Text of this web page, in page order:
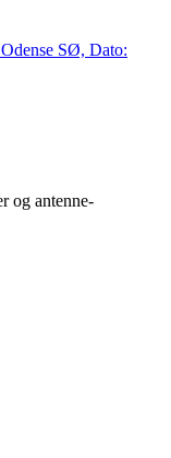
og antenne-